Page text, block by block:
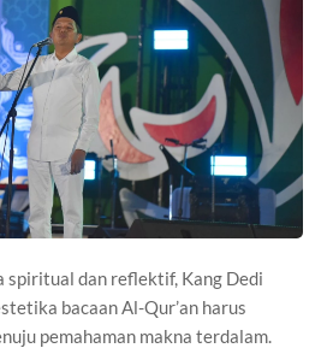
spiritual dan reflektif, Kang Dedi
bacaan Al-Qur’an harus
pemahaman makna terdalam.